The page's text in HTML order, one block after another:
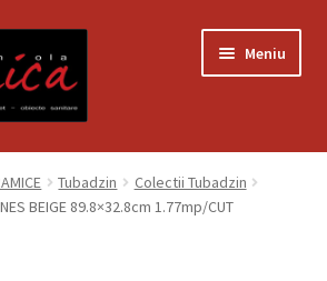
Meniu
Tubadzin
Colectii Tubadzin
BEIGE 89.8×32.8cm 1.77mp/CUT